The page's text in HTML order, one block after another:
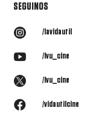
SEGUINOS
 /lavidautil
 /lvu_cine
 /lvu_cine
 /vidautilcine